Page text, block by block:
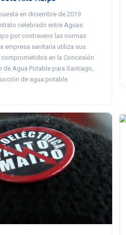
en diciembre de 2019
celebrado entre Aguas
por contravenir las normas
empresa sanitaria utiliza sus
en la Concesión
de Agua Potable para Santiago,
de agua potable.